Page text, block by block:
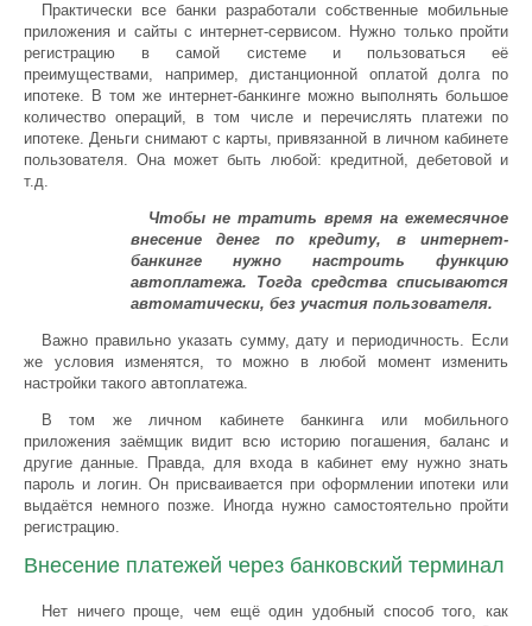
Практически все банки разработали собственные мобильные
приложения и сайты с интернет-сервисом. Нужно только пройти
регистрацию в самой системе и пользоваться её
преимуществами, например, дистанционной оплатой долга по
ипотеке. В том же интернет-банкинге можно выполнять большое
количество операций, в том числе и перечислять платежи по
ипотеке. Деньги снимают с карты, привязанной в личном кабинете
пользователя. Она может быть любой: кредитной, дебетовой и
т.д.
Чтобы не тратить время на ежемесячное
внесение денег по кредиту, в интернет-
банкинге нужно настроить функцию
автоплатежа. Тогда средства списываются
автоматически, без участия пользователя.
Важно правильно указать сумму, дату и периодичность. Если
же условия изменятся, то можно в любой момент изменить
настройки такого автоплатежа.
В том же личном кабинете банкинга или мобильного
приложения заёмщик видит всю историю погашения, баланс и
другие данные. Правда, для входа в кабинет ему нужно знать
пароль и логин. Он присваивается при оформлении ипотеки или
выдаётся немного позже. Иногда нужно самостоятельно пройти
регистрацию.
Внесение платежей через банковский терминал
Нет ничего проще, чем ещё один удобный способ того, как